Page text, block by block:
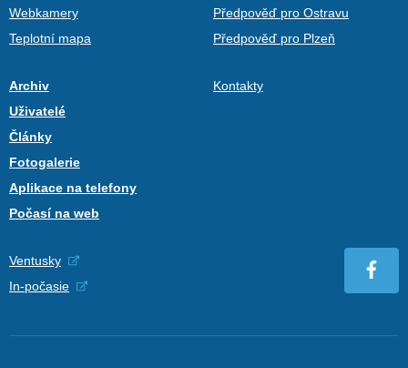
Webkamery
Teplotní mapa
Předpověď pro Ostravu
Předpověď pro Plzeň
Archiv
Uživatelé
Články
Fotogalerie
Aplikace na telefony
Počasí na web
Kontakty
Ventusky
In-počasie